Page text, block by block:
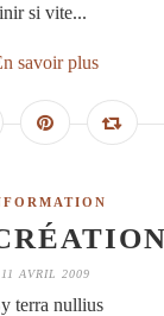
si vite...
savoir plus
11 AVRIL 2009
terra nullius